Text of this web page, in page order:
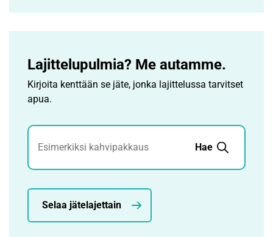
Lajittelupulmia? Me autamme.
Kirjoita kenttään se jäte, jonka lajittelussa tarvitset
apua.
Jätehaku
Hae
Selaa jätelajettain